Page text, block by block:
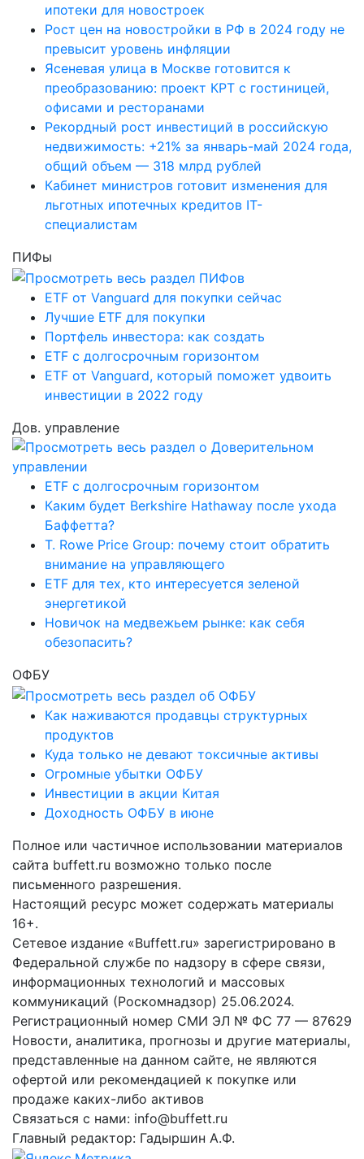
ипотеки для новостроек
Рост цен на новостройки в РФ в 2024 году не
превысит уровень инфляции
Ясеневая улица в Москве готовится к
преобразованию: проект КРТ с гостиницей,
офисами и ресторанами
Рекордный рост инвестиций в российскую
недвижимость: +21% за январь-май 2024 года,
общий объем — 318 млрд рублей
Кабинет министров готовит изменения для
льготных ипотечных кредитов IT-
специалистам
ПИФы
ETF от Vanguard для покупки сейчас
Лучшие ETF для покупки
Портфель инвестора: как создать
ETF с долгосрочным горизонтом
ETF от Vanguard, который поможет удвоить
инвестиции в 2022 году
Дов. управление
ETF с долгосрочным горизонтом
Каким будет Berkshire Hathaway после ухода
Баффетта?
T. Rowe Price Group: почему стоит обратить
внимание на управляющего
ETF для тех, кто интересуется зеленой
энергетикой
Новичок на медвежьем рынке: как себя
обезопасить?
ОФБУ
Как наживаются продавцы структурных
продуктов
Куда только не девают токсичные активы
Огромные убытки ОФБУ
Инвестиции в акции Китая
Доходность ОФБУ в июне
Полное или частичное использовании материалов
сайта buffett.ru возможно только после
письменного разрешения.
Настоящий ресурс может содержать материалы
16+.
Сетевое издание «Buffett.ru» зарегистрировано в
Федеральной службе по надзору в сфере связи,
информационных технологий и массовых
коммуникаций (Роскомнадзор) 25.06.2024.
Регистрационный номер СМИ ЭЛ № ФС 77 — 87629
Новости, аналитика, прогнозы и другие материалы,
представленные на данном сайте, не являются
офертой или рекомендацией к покупке или
продаже каких-либо активов
Связаться с нами: info@buffett.ru
Главный редактор: Гадыршин А.Ф.